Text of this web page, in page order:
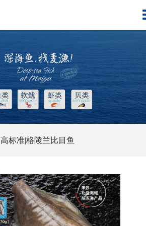
高标准|格陵兰比目鱼